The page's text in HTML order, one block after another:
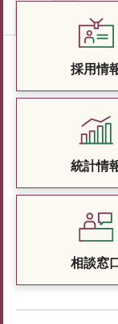
採用情
統計情
相談窓口